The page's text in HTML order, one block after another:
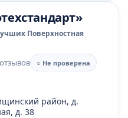
Поверхностная
○ Не проверена
район, д.
д. 38